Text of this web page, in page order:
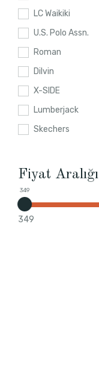
LC Waikiki
U.S. Polo Assn.
Roman
Dilvin
X-SIDE
Lumberjack
Skechers
Fiyat Aralığı
349
349